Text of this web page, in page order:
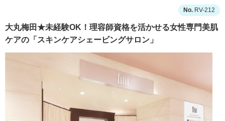
RV-212
大丸梅田★未経験OK！理容師資格を活かせる女性専門美肌
ケアの「スキンケアシェービングサロン」